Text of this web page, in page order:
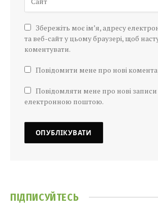
Збережіть моє ім’я, адресу
та веб-сайт у цьому браузері, щоб
коментувати.
Повідомити мене про нові
Повідомляти мене про нові записи
електронною поштою.
ПІДПИСУЙТЕСЬ